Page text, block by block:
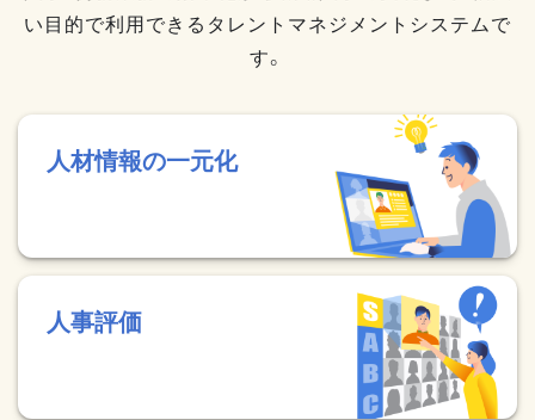
い目的で利用できるタレントマネジメントシステムで
す。
人材情報の一元化
人事評価